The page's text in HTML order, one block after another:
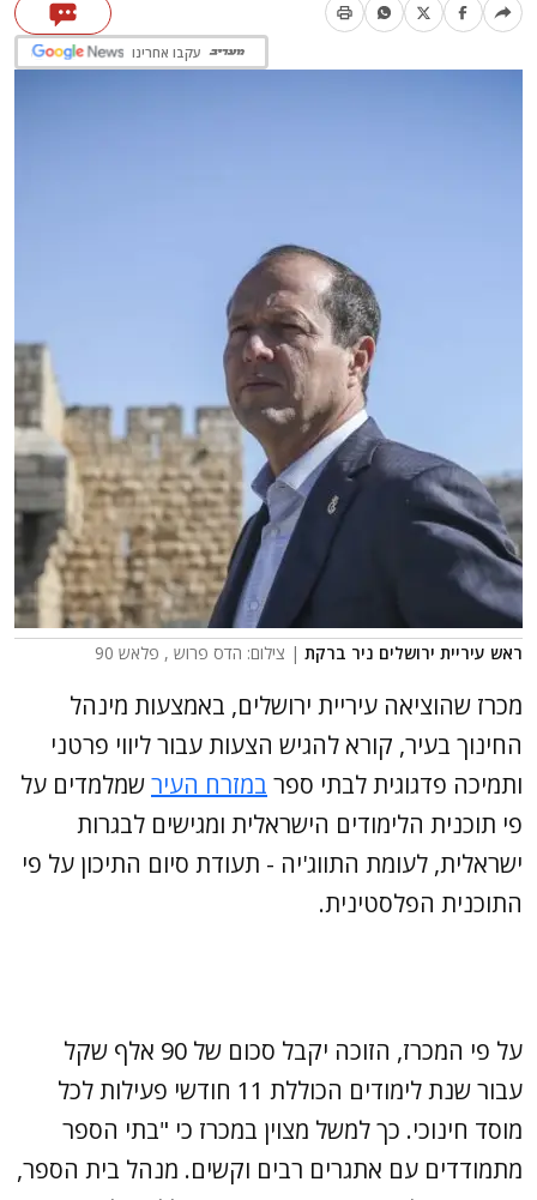
עקבו אחרינו
ראש עיריית ירושלים ניר ברקת | צילום: הדס פרוש , פלאש 90
מכרז שהוציאה עיריית ירושלים, באמצעות מינהל
החינוך בעיר, קורא להגיש הצעות עבור ליווי פרטני
ותמיכה פדגוגית לבתי ספר במזרח העירשמלמדים על
פי תוכנית הלימודים הישראלית ומגישים לבגרות
ישראלית, לעומת התווג'יה - תעודת סיום התיכון על פי
התוכנית הפלסטינית.
על פי המכרז, הזוכה יקבל סכום של 90 אלף שקל
עבור שנת לימודים הכוללת 11 חודשי פעילות לכל
מוסד חינוכי. כך למשל מצוין במכרז כי "בתי הספר
מתמודדים עם אתגרים רבים וקשים. מנהל בית הספר,